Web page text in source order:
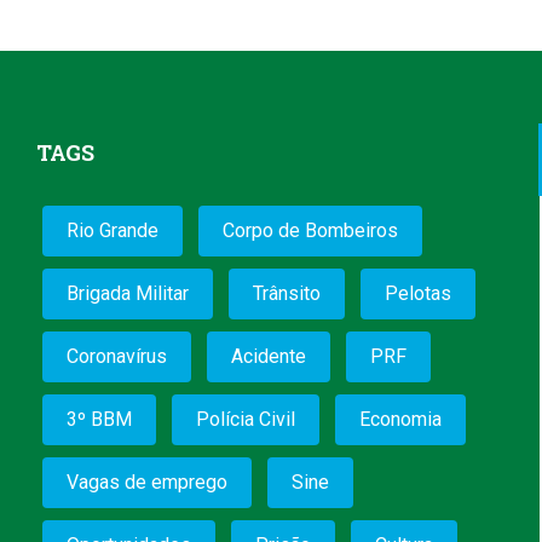
TAGS
Rio Grande Corpo de Bombeiros
Brigada Militar Trânsito Pelotas
Coronavírus Acidente PRF
3º BBM Polícia Civil Economia
Vagas de emprego Sine